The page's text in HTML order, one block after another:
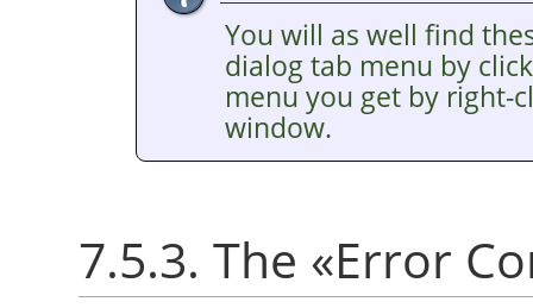
You will as well find
dialog tab menu by
menu you get by right-
window.
7.5.3. The «Error